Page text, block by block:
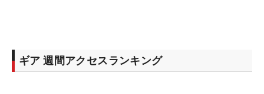
ギア 週間アクセスランキング